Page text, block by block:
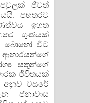
ජීවත්
පහතරට
ඉහත
ගුණයක්
බොහෝ විට
සතුන්ගේ
ජීවිතයක්
වසරේ
ජනාවාස